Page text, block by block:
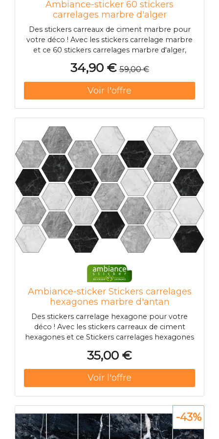
Ambiance-sticker 60 stickers
carrelages marbre d'alger
Des stickers carreaux de ciment marbre pour
votre déco ! Avec les stickers carrelage marbre
et ce 60 stickers carrelages marbre d'alger,
appartement ou maison à votre guise !
Dimension des stickers carrelages marbre :
Pour le 60 x 100 cm, les stickers
34,90 € 59,00 €
Ambiance-sticker Stickers carrelages
hexagones marbre d'antan
Des stickers carrelage hexagone pour votre
déco ! Avec les stickers carreaux de ciment
hexagones et ce Stickers carrelages hexagones
l'intérieur de votre appartement ou maison à
votre guise ! Dimension des carrelages
hexagones : Pour le 40 x 60 cm, les sti
35,00 €
-43%